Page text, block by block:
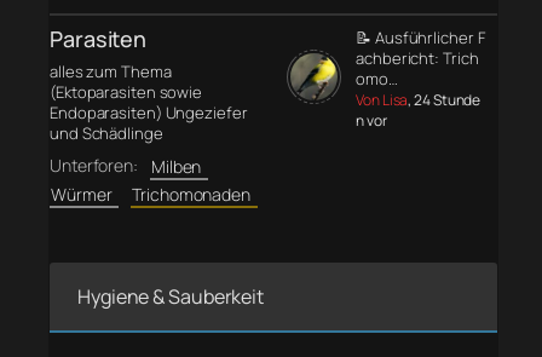
Parasiten
alles zum Thema
(Ektoparasiten sowie
Endoparasiten) Ungeziefer
und Schädlinge
Unterforen:
Milben
Würmer
Trichomonaden
📝 Ausführlicher F
achbericht: Trich
omo…
Von Lisa, 24 Stunde
n vor
Hygiene & Sauberkeit